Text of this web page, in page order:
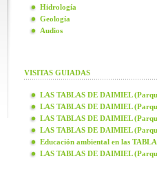
Hidrología
Geología
Audios
VISITAS GUIADAS
LAS TABLAS DE DAIMIEL
LAS TABLAS DE DAIMIEL
LAS TABLAS DE DAIMIEL
LAS TABLAS DE DAIMIEL
Educación ambiental en las
LAS TABLAS DE DAIMIEL